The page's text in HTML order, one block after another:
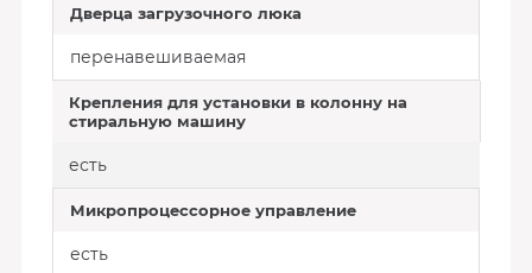
Дверца загрузочного люка
перенавешиваемая
Крепления для установки в колонну на
стиральную машину
есть
Микропроцессорное управление
есть